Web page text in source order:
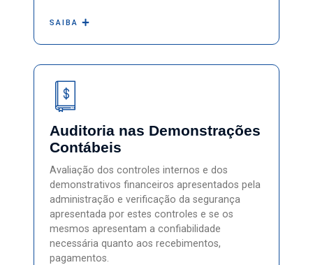
SAIBA
Auditoria nas Demonstrações
Contábeis
Avaliação dos controles internos e dos
demonstrativos financeiros apresentados pela
administração e verificação da segurança
apresentada por estes controles e se os
mesmos apresentam a confiabilidade
necessária quanto aos recebimentos,
pagamentos.